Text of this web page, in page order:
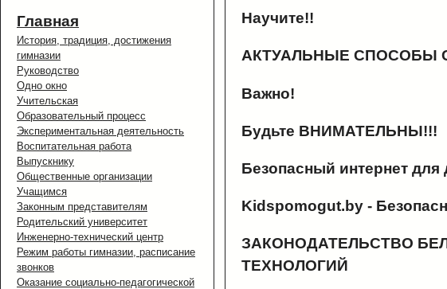
Главная
История, традиция, достижения
гимназии
Руководство
Одно окно
Учительская
Образовательный процесс
Экспериментальная деятельность
Воспитательная работа
Выпускнику
Общественные организации
Учащимся
Законным представителям
Родительский университет
Инженерно-технический центр
Режим работы гимназии, расписание
звонков
Оказание социально-педагогической
Научите!!
АКТУАЛЬНЫЕ СПОСОБЫ
Важно!
Будьте ВНИМАТЕЛЬНЫ!!!
Безопасный интернет для
Kidspomogut.by -
ЗАКОНОДАТЕЛЬСТВО
ТЕХНОЛОГИЙ